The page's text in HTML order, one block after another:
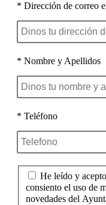
* Dirección de correo
* Nombre y Apellidos
* Teléfono
He leído y
consiento el uso de
novedades del